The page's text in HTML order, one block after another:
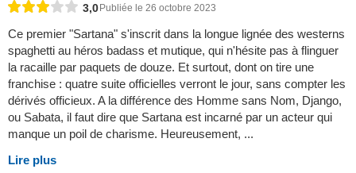
3,0 Publiée le 26 octobre 2023
Ce premier "Sartana" s'inscrit dans la longue lignée des westerns
spaghetti au héros badass et mutique, qui n'hésite pas à flinguer
la racaille par paquets de douze. Et surtout, dont on tire une
franchise : quatre suite officielles verront le jour, sans compter les
dérivés officieux. A la différence des Homme sans Nom, Django,
ou Sabata, il faut dire que Sartana est incarné par un acteur qui
manque un poil de charisme. Heureusement, ...
Lire plus